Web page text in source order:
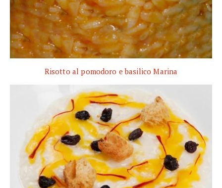
Risotto al pomodoro e basilico Marina